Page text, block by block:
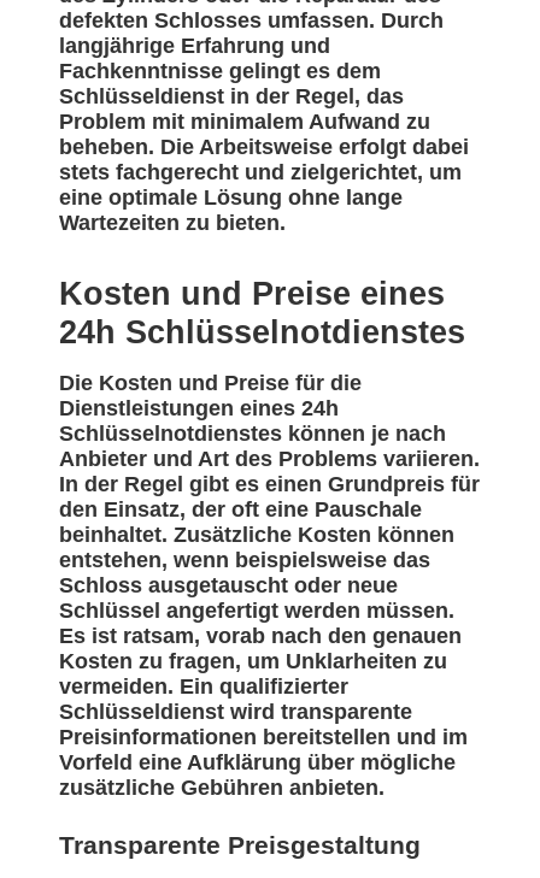
defekten Schlosses umfassen. Durch
langjährige Erfahrung und
Fachkenntnisse gelingt es dem
Schlüsseldienst in der Regel, das
Problem mit minimalem Aufwand zu
beheben. Die Arbeitsweise erfolgt dabei
stets fachgerecht und zielgerichtet, um
eine optimale Lösung ohne lange
Wartezeiten zu bieten.
Kosten und Preise eines
24h Schlüsselnotdienstes
Die Kosten und Preise für die
Dienstleistungen eines 24h
Schlüsselnotdienstes können je nach
Anbieter und Art des Problems variieren.
In der Regel gibt es einen Grundpreis für
den Einsatz, der oft eine Pauschale
beinhaltet. Zusätzliche Kosten können
entstehen, wenn beispielsweise das
Schloss ausgetauscht oder neue
Schlüssel angefertigt werden müssen.
Es ist ratsam, vorab nach den genauen
Kosten zu fragen, um Unklarheiten zu
vermeiden. Ein qualifizierter
Schlüsseldienst wird transparente
Preisinformationen bereitstellen und im
Vorfeld eine Aufklärung über mögliche
zusätzliche Gebühren anbieten.
Transparente Preisgestaltung